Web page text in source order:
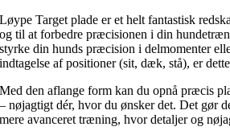
Løype Target plade er et helt fantastisk
og til at forbedre præcisionen i din
styrke din hunds præcision i delmomenter
indtagelse af positioner (sit, dæk, stå), er
Med den aflange form kan du opnå præcis
– nøjagtigt dér, hvor du ønsker det. Det gør
mere avanceret træning, hvor detaljer og